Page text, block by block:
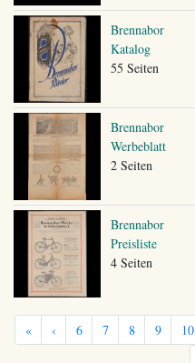
Brennabor
Katalog
55 Seiten
Brennabor
Werbeblatt
2 Seiten
Brennabor
Preisliste
4 Seiten
« ‹ 6 7 8 9 10